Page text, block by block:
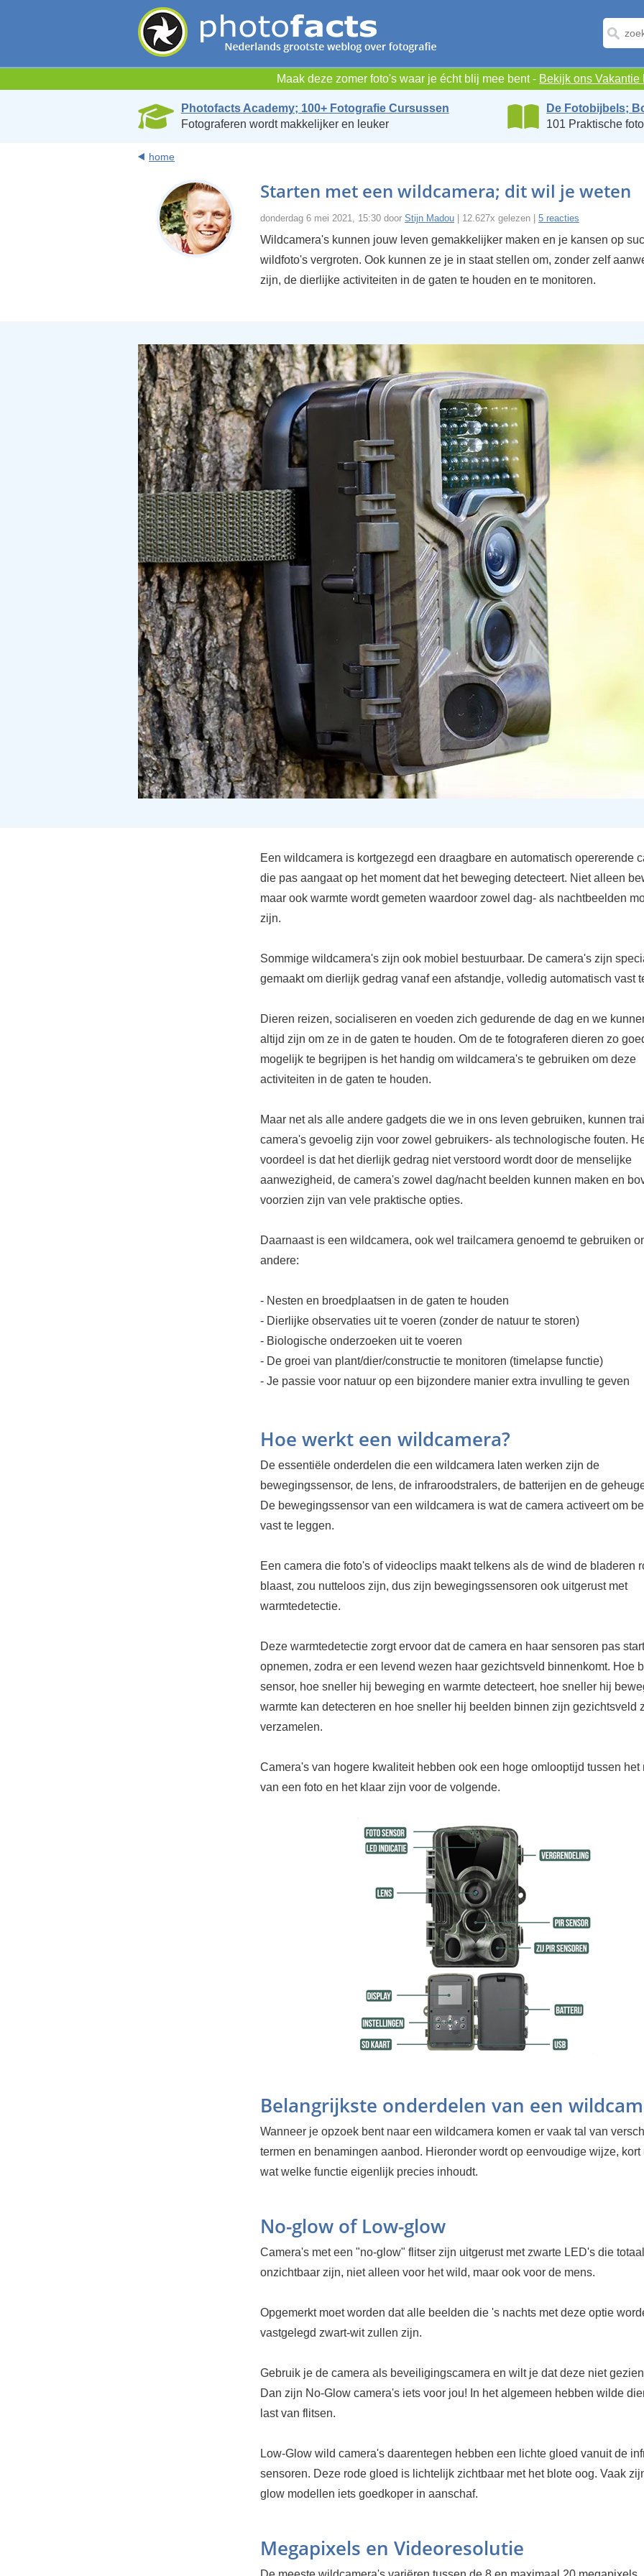
Maak deze zomer foto's waar je écht blij mee bent - Bekijk ons Vakantie
Photofacts Academy; 100+ Fotografie Cursussen
Fotograferen wordt makkelijker en leuker
De Fotobijbels;
101 Praktische
home
Starten met een wildcamera; dit wil je weten
donderdag 6 mei 2021, 15:30 door Stijn Madou | 12.627x gelezen | 5 reacties
Wildcamera's kunnen jouw leven gemakkelijker maken en je kansen op
wildfoto's vergroten. Ook kunnen ze je in staat stellen om, zonder zelf
zijn, de dierlijke activiteiten in de gaten te houden en te monitoren.
Een wildcamera is kortgezegd een draagbare en automatisch opererende
die pas aangaat op het moment dat het beweging detecteert. Niet alleen
maar ook warmte wordt gemeten waardoor zowel dag- als nachtbeelden
zijn.
Sommige wildcamera's zijn ook mobiel bestuurbaar. De camera's zijn
gemaakt om dierlijk gedrag vanaf een afstandje, volledig automatisch vast
Dieren reizen, socialiseren en voeden zich gedurende de dag en we
altijd zijn om ze in de gaten te houden. Om de te fotograferen dieren zo
mogelijk te begrijpen is het handig om wildcamera's te gebruiken om deze
activiteiten in de gaten te houden.
Maar net als alle andere gadgets die we in ons leven gebruiken, kunnen trail
camera's gevoelig zijn voor zowel gebruikers- als technologische fouten.
voordeel is dat het dierlijk gedrag niet verstoord wordt door de menselijke
aanwezigheid, de camera's zowel dag/nacht beelden kunnen maken en
voorzien zijn van vele praktische opties.
Daarnaast is een wildcamera, ook wel trailcamera genoemd te gebruiken
andere:
- Nesten en broedplaatsen in de gaten te houden
- Dierlijke observaties uit te voeren (zonder de natuur te storen)
- Biologische onderzoeken uit te voeren
- De groei van plant/dier/constructie te monitoren (timelapse functie)
- Je passie voor natuur op een bijzondere manier extra invulling te geven
Hoe werkt een wildcamera?
De essentiële onderdelen die een wildcamera laten werken zijn de
bewegingssensor, de lens, de infraroodstralers, de batterijen en de
De bewegingssensor van een wildcamera is wat de camera activeert om
vast te leggen.
Een camera die foto's of videoclips maakt telkens als de wind de bladeren
blaast, zou nutteloos zijn, dus zijn bewegingssensoren ook uitgerust met
warmtedetectie.
Deze warmtedetectie zorgt ervoor dat de camera en haar sensoren pas
opnemen, zodra er een levend wezen haar gezichtsveld binnenkomt. Hoe
sensor, hoe sneller hij beweging en warmte detecteert, hoe sneller hij
warmte kan detecteren en hoe sneller hij beelden binnen zijn gezichtsveld
verzamelen.
Camera's van hogere kwaliteit hebben ook een hoge omlooptijd tussen het
van een foto en het klaar zijn voor de volgende.
Belangrijkste onderdelen van een
Wanneer je opzoek bent naar een wildcamera komen er vaak tal van
termen en benamingen aanbod. Hieronder wordt op eenvoudige wijze, kort
wat welke functie eigenlijk precies inhoudt.
No-glow of Low-glow
Camera's met een "no-glow" flitser zijn uitgerust met zwarte LED's die totaal
onzichtbaar zijn, niet alleen voor het wild, maar ook voor de mens.
Opgemerkt moet worden dat alle beelden die 's nachts met deze optie
vastgelegd zwart-wit zullen zijn.
Gebruik je de camera als beveiligingscamera en wilt je dat deze niet
Dan zijn No-Glow camera's iets voor jou! In het algemeen hebben wilde
last van flitsen.
Low-Glow wild camera's daarentegen hebben een lichte gloed vanuit de
sensoren. Deze rode gloed is lichtelijk zichtbaar met het blote oog. Vaak
glow modellen iets goedkoper in aanschaf.
Megapixels en Videoresolutie